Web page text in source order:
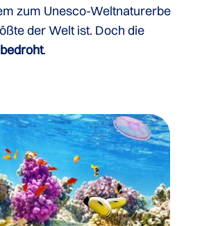
zum Unesco-Weltnaturerbe
der Welt ist. Doch die
.